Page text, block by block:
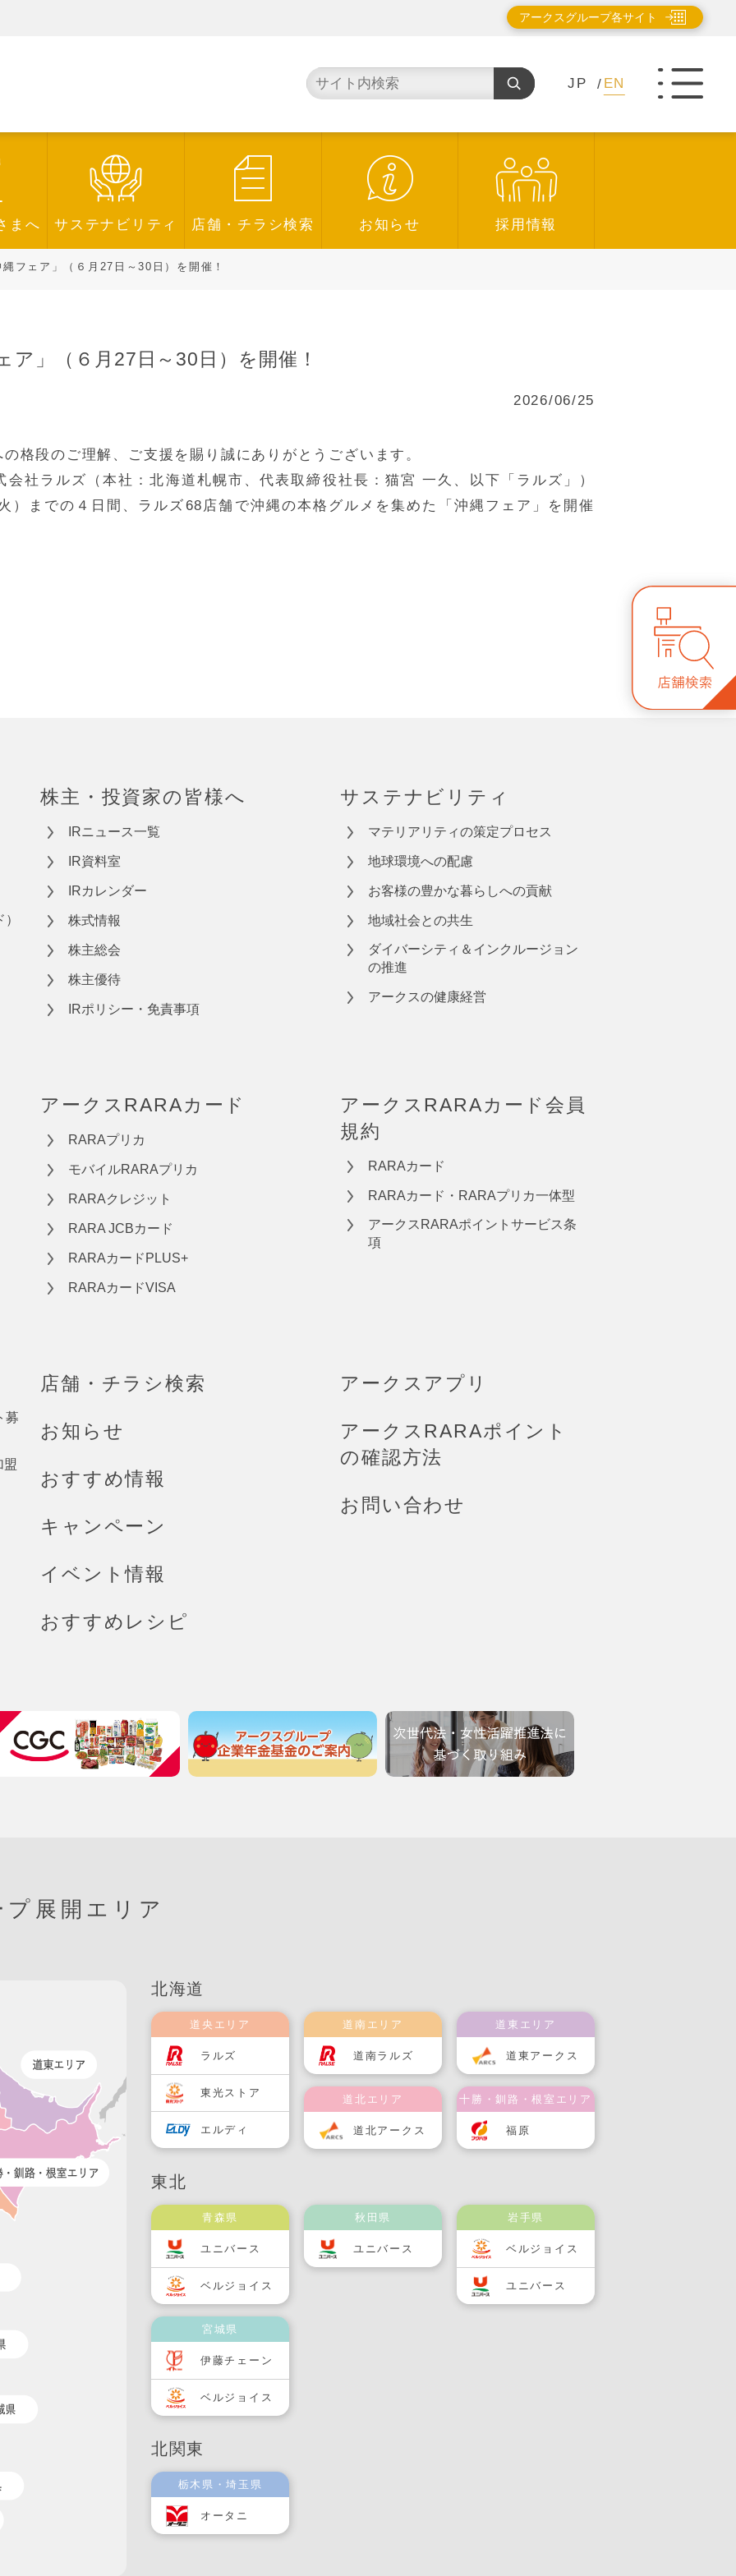
アークスグループ各サイト
JP EN
まへ サステナビリティ 店舗・チラシ検索 お知らせ 採用情報
フェア」（６月27日～30日）を開催！
ア」（６月27日～30日）を開催！
2026/06/25
格段のご理解、ご支援を賜り誠にありがとうございます。
社ラルズ（本社：北海道札幌市、代表取締役社長：猫宮 一久、以下「ラルズ」）
）までの４日間、ラルズ68店舗で沖縄の本格グルメを集めた「沖縄フェア」を開催
株主・投資家の皆様へ
IRニュース一覧
IR資料室
IRカレンダー
株式情報
株主総会
株主優待
IRポリシー・免責事項
サステナビリティ
マテリアリティの策定プロセス
地球環境への配慮
お客様の豊かな暮らしへの貢献
地域社会との共生
ダイバーシティ＆インクルージョン
の推進
アークスの健康経営
アークスRARAカード
RARAプリカ
モバイルRARAプリカ
RARAクレジット
RARA JCBカード
RARAカードPLUS+
RARAカードVISA
アークスRARAカード会員
規約
RARAカード
RARAカード・RARAプリカ一体型
アークスRARAポイントサービス条
項
募
盟
店舗・チラシ検索
お知らせ
おすすめ情報
キャンペーン
イベント情報
おすすめレシピ
アークスアプリ
アークスRARAポイント
の確認方法
お問い合わせ
展開エリア
北海道
道央エリア
ラルズ
東光ストア
エルディ
道南エリア
道南ラルズ
道北エリア
道北アークス
道東エリア
道東アークス
十勝・釧路・根室エリア
福原
東北
青森県
ユニバース
ベルジョイス
秋田県
ユニバース
岩手県
ベルジョイス
ユニバース
宮城県
伊藤チェーン
ベルジョイス
北関東
栃木県・埼玉県
オータニ